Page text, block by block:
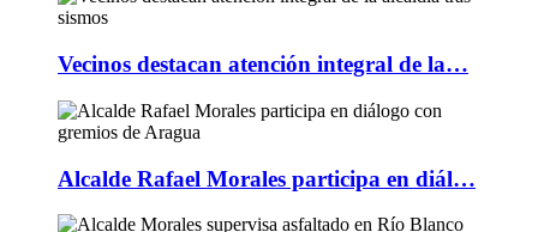
Vecinos destacan atención integral de la…
Alcalde Rafael Morales participa en diál…